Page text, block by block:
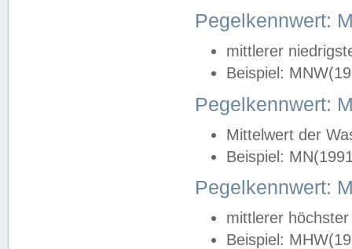
Pegelkennwert:
mittlerer
Beispiel:
Pegelkennwert:
Mittelwert der
Beispiel:
Pegelkennwert:
mittlerer
Beispiel: